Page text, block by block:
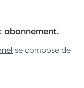
abonnement.
se compose de